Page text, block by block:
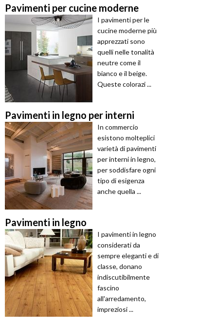
Pavimenti per cucine moderne
I pavimenti per le
cucine moderne più
apprezzati sono
quelli nelle tonalità
neutre come il
bianco e il beige.
Queste colorazi ...
Pavimenti in legno per interni
In commercio
esistono molteplici
varietà di pavimenti
per interni in legno,
per soddisfare ogni
tipo di esigenza
anche quella ...
Pavimenti in legno
I pavimenti in legno
considerati da
sempre eleganti e di
classe, donano
indiscutibilmente
fascino
all'arredamento,
impreziosi ...